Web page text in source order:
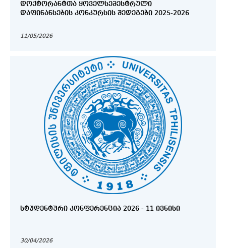
ᲓᲝᲥᲢᲝᲠᲐᲜᲢᲗᲐ ᲧᲝᲕᲔᲚᲡᲔᲛᲔᲡᲢᲠᲣᲚᲘ
ᲓᲐᲤᲘᲜᲐᲜᲡᲔᲑᲘᲡ ᲙᲝᲜᲙᲣᲠᲡᲘᲡ ᲨᲔᲓᲔᲒᲔᲑᲘ 2025-2026
11/05/2026
ᲡᲢᲣᲓᲔᲜᲢᲣᲠᲘ ᲙᲝᲜᲤᲔᲠᲔᲜᲪᲘᲐ 2026 - 11 ᲘᲕᲜᲘᲡᲘ
30/04/2026